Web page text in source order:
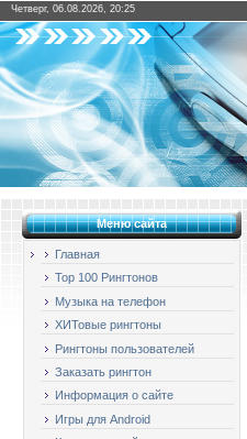
Четверг, 06.08.2026, 20:25
Меню сайта
Главная
Top 100 Рингтонов
Музыка на телефон
ХИТовые рингтоны
Рингтоны пользователей
Заказать рингтон
Информация о сайте
Игры для Android